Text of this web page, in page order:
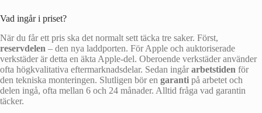
Vad ingår i priset?
När du får ett pris ska det normalt sett täcka tre saker. Först,
reservdelen – den nya laddporten. För Apple och auktoriserade
verkstäder är detta en äkta Apple-del. Oberoende verkstäder använder
ofta högkvalitativa eftermarknadsdelar. Sedan ingårarbetstiden för
den tekniska monteringen. Slutligen bör en garanti på arbetet och
delen ingå, ofta mellan 6 och 24 månader. Alltid fråga vad garantin
täcker.